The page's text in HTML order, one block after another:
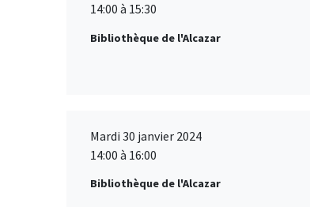
14:00 à 15:30
Bibliothèque de l'Alcazar
Mardi 30 janvier 2024
14:00 à 16:00
Bibliothèque de l'Alcazar